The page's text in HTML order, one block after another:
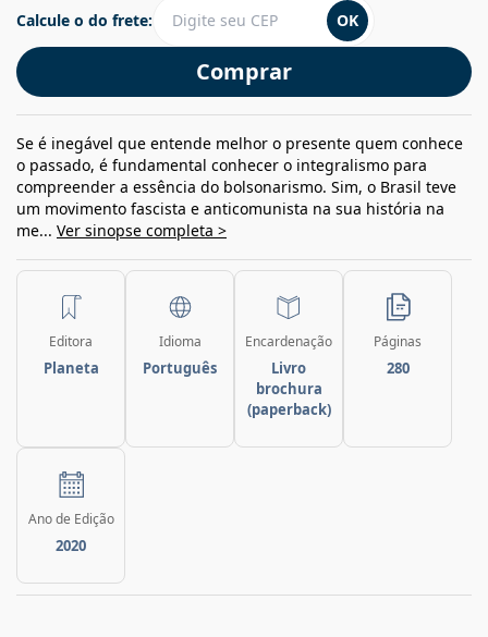
Comprar
Calcule o do frete: OK
Se é inegável que entende melhor o presente quem conhece
o passado, é fundamental conhecer o integralismo para
compreender a essência do bolsonarismo. Sim, o Brasil teve
um movimento fascista e anticomunista na sua história na
me... Ver sinopse completa >
Editora
Planeta
Idioma
Português
Encardenação
Livro
brochura
(paperback)
Páginas
280
Ano de Edição
2020